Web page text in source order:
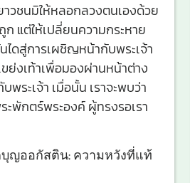
วชนมิให้หลอกลวงตนเองด้วย
แต่ให้เปลี่ยนความกระหาย
ไดสู่การเผชิญหน้ากับพระเจ้า
ย่งเท้าเพื่อมองผ่านหน้าต่าง
ระเจ้า เมื่อนั้น เราจะพบว่า
ะพักตร์พระองค์ ผู้ทรงรอเรา
ญออกัสติน: ความหวังที่แท้